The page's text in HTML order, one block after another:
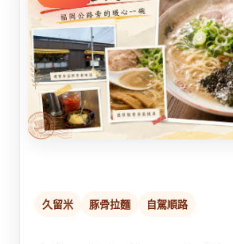
久留米 豚骨拉麵 自駕順路